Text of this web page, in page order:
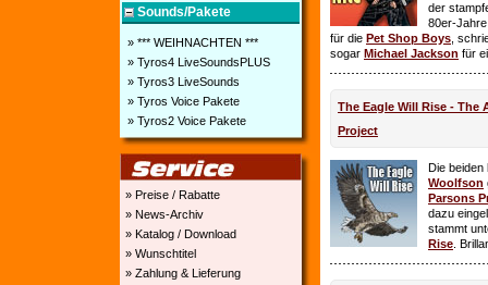
Sounds/Pakete
» *** WEIHNACHTEN ***
» Tyros4 LiveSoundsPLUS
» Tyros3 LiveSounds
» Tyros Voice Pakete
» Tyros2 Voice Pakete
» Preise / Rabatte
» News-Archiv
» Katalog / Download
» Wunschtitel
» Zahlung & Lieferung
der
80er-
für die Pet Shop Boys ,
sogar Michael Jackson für
The Eagle Will Rise - The
Project
Die beiden
Woolfson
Parsons
dazu
stammt
Rise .